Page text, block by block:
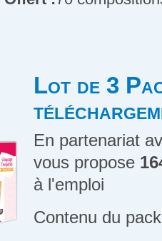
Lot de 3
En partenariat
vous propose
à l'emploi
Contenu du